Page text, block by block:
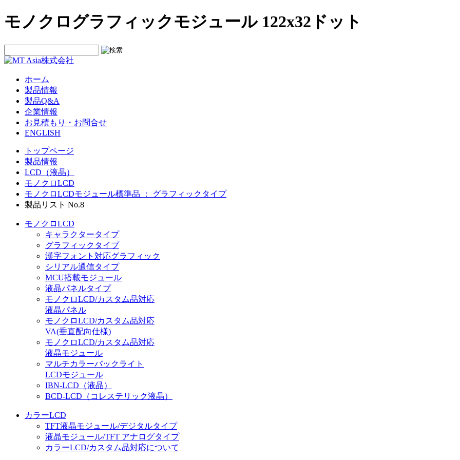
モノクログラフィックモジュール 122x32ドット
ホーム
製品情報
製品Q&A
企業情報
お見積もり・お問合せ
ENGLISH
トップページ
製品情報
LCD（液晶）
モノクロLCD
モノクロLCDモジュール標準品 ： グラフィックタイプ
製品リスト No.8
モノクロLCD
キャラクタータイプ
グラフィックタイプ
漢字フォント対応グラフィック
シリアル通信タイプ
MCU搭載モジュール
液晶パネルタイプ
モノクロLCD/カスタム品対応
液晶パネル
モノクロLCD/カスタム品対応
VA(垂直配向仕様)
モノクロLCD/カスタム品対応
液晶モジュール
マルチカラーバックライト
LCDモジュール
IBN-LCD（液晶）
BCD-LCD（コレステリック液晶）
カラーLCD
TFT液晶モジュール/デジタルタイプ
液晶モジュール/TFT アナログタイプ
カラーLCD/カスタム品対応について